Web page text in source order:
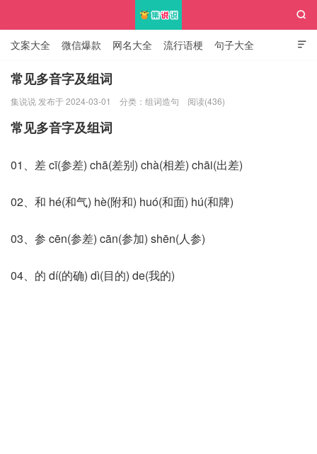

文案大全 微信爆款 网名大全 流行语梗 句子大全
知识大全

常见多音字及组词
集说说 发布于 2024-03-01 分类： 组词造句 阅读(436)
常见多音字及组词
01、差 cī(参差) chā(差别) chà(相差) chāi(出差)
02、和 hé(和气) hè(附和) huó(和面) hú(和牌)
03、参 cēn(参差) cān(参加) shēn(人参)
04、的 dí(的确) dì(目的) de(我的)